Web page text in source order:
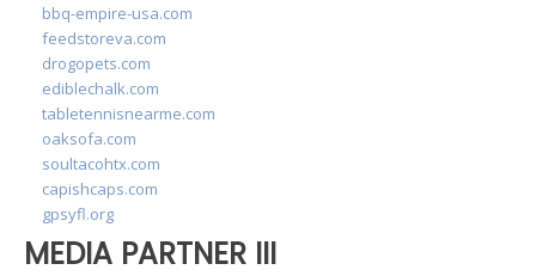
bbq-empire-usa.com
feedstoreva.com
drogopets.com
ediblechalk.com
tabletennisnearme.com
oaksofa.com
soultacohtx.com
capishcaps.com
gpsyfl.org
MEDIA PARTNER III